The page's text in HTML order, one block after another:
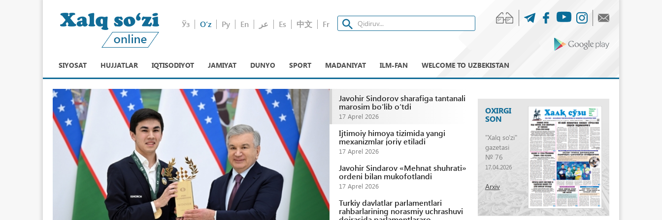
Ўз O‘z Ру En عر Es 中文 Fr
SIYOSAT HUJJATLAR IQTISODIYOT JAMIYAT DUNYO SPORT MADANIYAT ILM-FAN WELCOME TO UZBEKISTAN
Javohir Sindorov sharafiga tantanali
marosim boʻlib oʻtdi
17 Aprel 2026
Ijtimoiy himoya tizimida yangi
mexanizmlar joriy etiladi
17 Aprel 2026
Javohir Sindarov «Mehnat shuhrati»
ordeni bilan mukofotlandi
17 Aprel 2026
Turkiy davlatlar parlamentlari
rahbarlarining norasmiy uchrashuvi
OXIRGI
SON
"Xalq so'zi"
gazetasi
№ 76
17.04.2026
Arxiv